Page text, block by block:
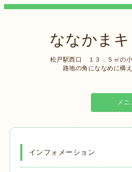
ななかま
松戸駅西口 １３．５㎡の小
路地の角にななめに構え
メニ
インフォメーション